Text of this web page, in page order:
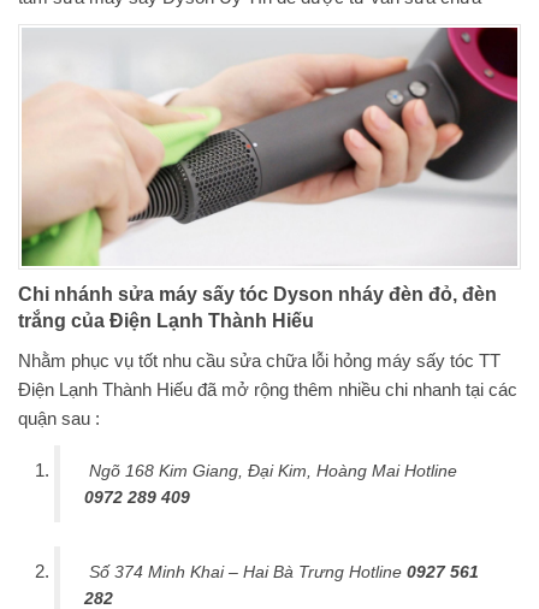
Chi nhánh sửa máy sấy tóc Dyson nháy đèn đỏ, đèn
trắng của Điện Lạnh Thành Hiếu
Nhằm phục vụ tốt nhu cầu sửa chữa lỗi hỏng máy sấy tóc TT
Điện Lạnh Thành Hiếu đã mở rộng thêm nhiều chi nhanh tại các
quận sau :
Ngõ 168 Kim Giang, Đại Kim, Hoàng Mai Hotline
0972 289 409
Số 374 Minh Khai – Hai Bà Trưng Hotline 0927 561
282